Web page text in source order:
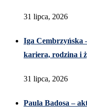
31 lipca, 2026
Iga Cembrzyńska
kariera, rodzina i
31 lipca, 2026
Paula Badosa –